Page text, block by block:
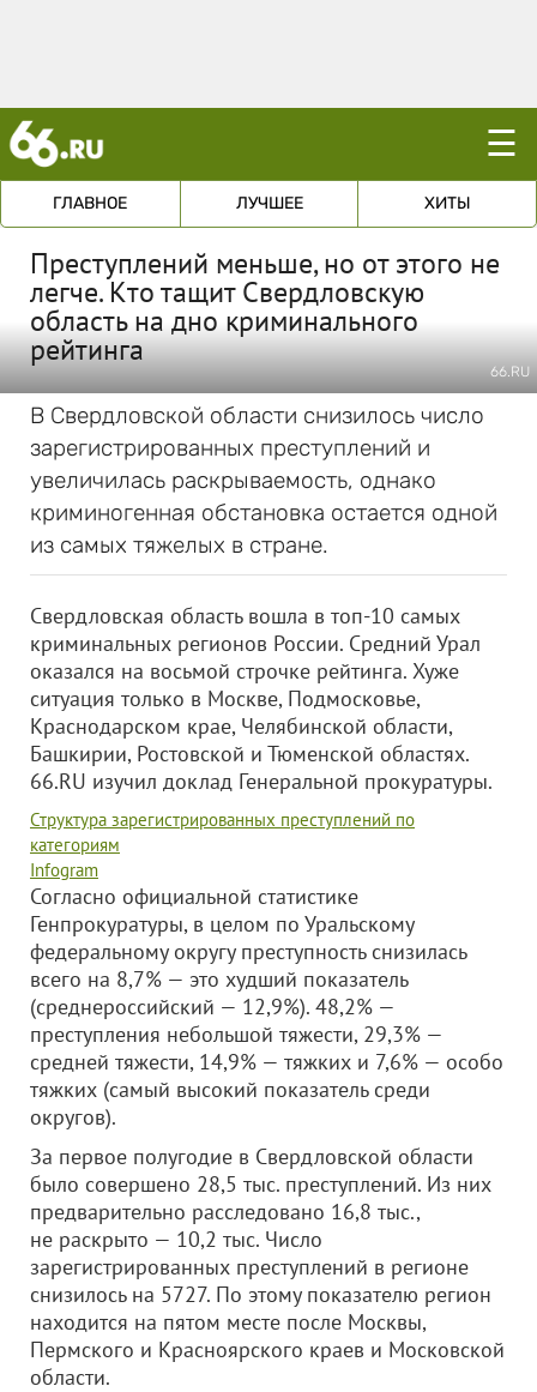
☰
ГЛАВНОЕ ЛУЧШЕЕ ХИТЫ
Преступлений меньше, но от этого не
легче. Кто тащит Свердловскую
область на дно криминального
рейтинга
66.RU
В Свердловской области снизилось число
зарегистрированных преступлений и
увеличилась раскрываемость, однако
криминогенная обстановка остается одной
из самых тяжелых в стране.
Свердловская область вошла в топ-10 самых
криминальных регионов России. Средний Урал
оказался на восьмой строчке рейтинга. Хуже
ситуация только в Москве, Подмосковье,
Краснодарском крае, Челябинской области,
Башкирии, Ростовской и Тюменской областях.
66.RU изучил доклад Генеральной прокуратуры.
Структура зарегистрированных преступлений по
категориям
Infogram
Согласно официальной статистике
Генпрокуратуры, в целом по Уральскому
федеральному округу преступность снизилась
всего на 8,7% — это худший показатель
(среднероссийский — 12,9%). 48,2% —
преступления небольшой тяжести, 29,3% —
средней тяжести, 14,9% — тяжких и 7,6% — особо
тяжких (самый высокий показатель среди
округов).
За первое полугодие в Свердловской области
было совершено 28,5 тыс. преступлений. Из них
предварительно расследовано 16,8 тыс.,
не раскрыто — 10,2 тыс. Число
зарегистрированных преступлений в регионе
снизилось на 5727. По этому показателю регион
находится на пятом месте после Москвы,
Пермского и Красноярского краев и Московской
области.